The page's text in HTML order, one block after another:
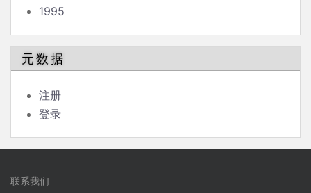
1995
元数据
注册
登录
联系我们